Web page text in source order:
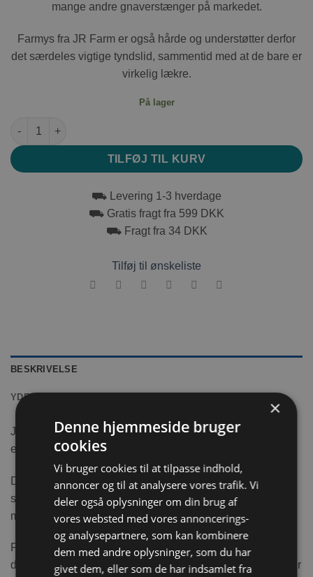
mange andre gnaverstænger på markedet.
Farmys fra JR Farm er også hårde og understøtter derfor
det særdeles vigtige tyndslid, sammentid med at de bare er
virkelig lækre.
På lager
JR Farm Grainless Marguerit & Kornblomst 140G antal
TILFØJ TIL KURV
⛟ Levering 1-3 hverdage
⛟ Gratis fragt fra 599 DKK
⛟ Fragt fra 34 DKK
Tilføj til ønskeliste
BESKRIVELSE
YDERLIGERE INFORMATION
JR Farm Grainless Farmys med Marguerit og Kornblomst
er en lækker kornfri gnaverstang til alle kaniner.
De lækre ovnbagte gnaverstænger er helt fri for korn og
sukkerrige ingredienser – og er derfor et sundt alternativ til
mange andre gnaverstænger på markedet.
Farmys fra JR Farm er også hårde og understøtter derfor
det særdeles vigtige tyndslid, sammentid med at de bare er
×
Denne hjemmeside bruger
cookies
Vi bruger cookies til at tilpasse indhold,
annoncer og til at analysere vores trafik. Vi
deler også oplysninger om din brug af
vores websted med vores annoncerings-
og analysepartnere, som kan kombinere
dem med andre oplysninger, som du har
givet dem, eller som de har indsamlet fra